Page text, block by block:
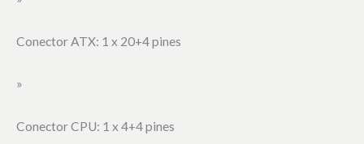
Conector ATX: 1 x 20+4 pines
»
Conector CPU: 1 x 4+4 pines